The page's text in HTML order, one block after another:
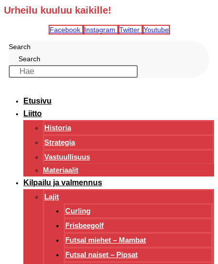
Urheilu kuuluu kaikille!
Facebook Instagram Twitter Youtube
Search
Search
Etusivu
Liitto
Historia
Strategia
Vastuullisuus
Materiaalit
Kilpailu ja valmennus
Lajit
Curling
Frisbeegolf
Futsal miehet – Mambat
Futsal naiset – Pipsat